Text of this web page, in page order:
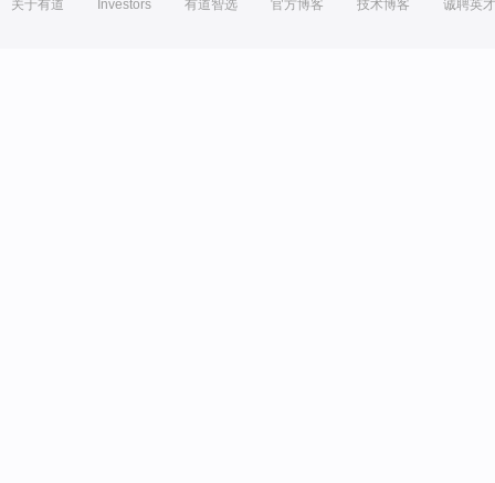
关于有道 Investors 有道智选 官方博客 技术博客 诚聘英才